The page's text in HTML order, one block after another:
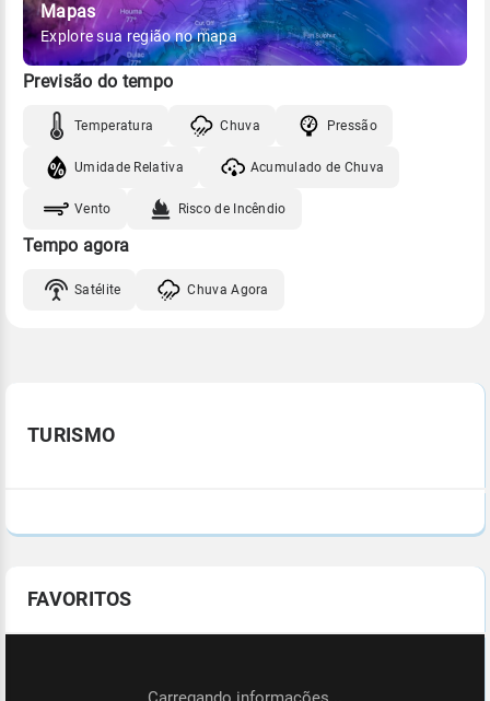
Mapas
Explore sua região no mapa
Previsão do tempo
Temperatura Chuva Pressão
Umidade Relativa Acumulado de Chuva
Vento Risco de Incêndio
Tempo agora
Satélite Chuva Agora
TURISMO
FAVORITOS